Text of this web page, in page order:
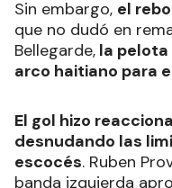
Sin embargo, el
que no dudó en
Bellegarde, la
arco haitiano para
El gol hizo
desnudando las
escocés. Ruben
banda izquierda